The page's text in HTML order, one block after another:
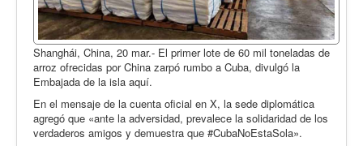
Shanghái, China, 20 mar.- El primer lote de 60 mil toneladas de
arroz ofrecidas por China zarpó rumbo a Cuba, divulgó la
Embajada de la isla aquí.
En el mensaje de la cuenta oficial en X, la sede diplomática
agregó que «ante la adversidad, prevalece la solidaridad de los
verdaderos amigos y demuestra que #CubaNoEstaSola».